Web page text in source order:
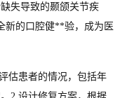
失导致的颞颌关节疾
新的口腔健**验，成为医
估患者的情况，包括年